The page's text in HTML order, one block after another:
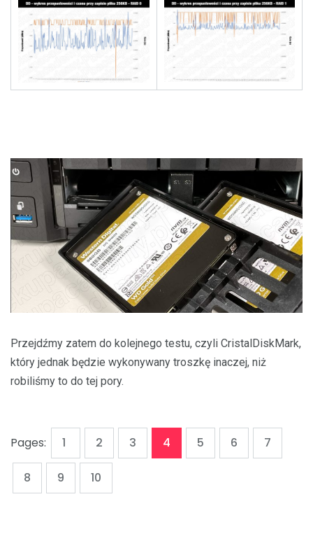
Przejdźmy zatem do kolejnego testu, czyli CristalDiskMark,
który jednak będzie wykonywany troszkę inaczej, niż
robiliśmy to do tej pory.
Pages: Page
1 Page
2 Page
3 Page
4 Page
5 Page
6 Page
7
Page
8 Page
9 Page
10